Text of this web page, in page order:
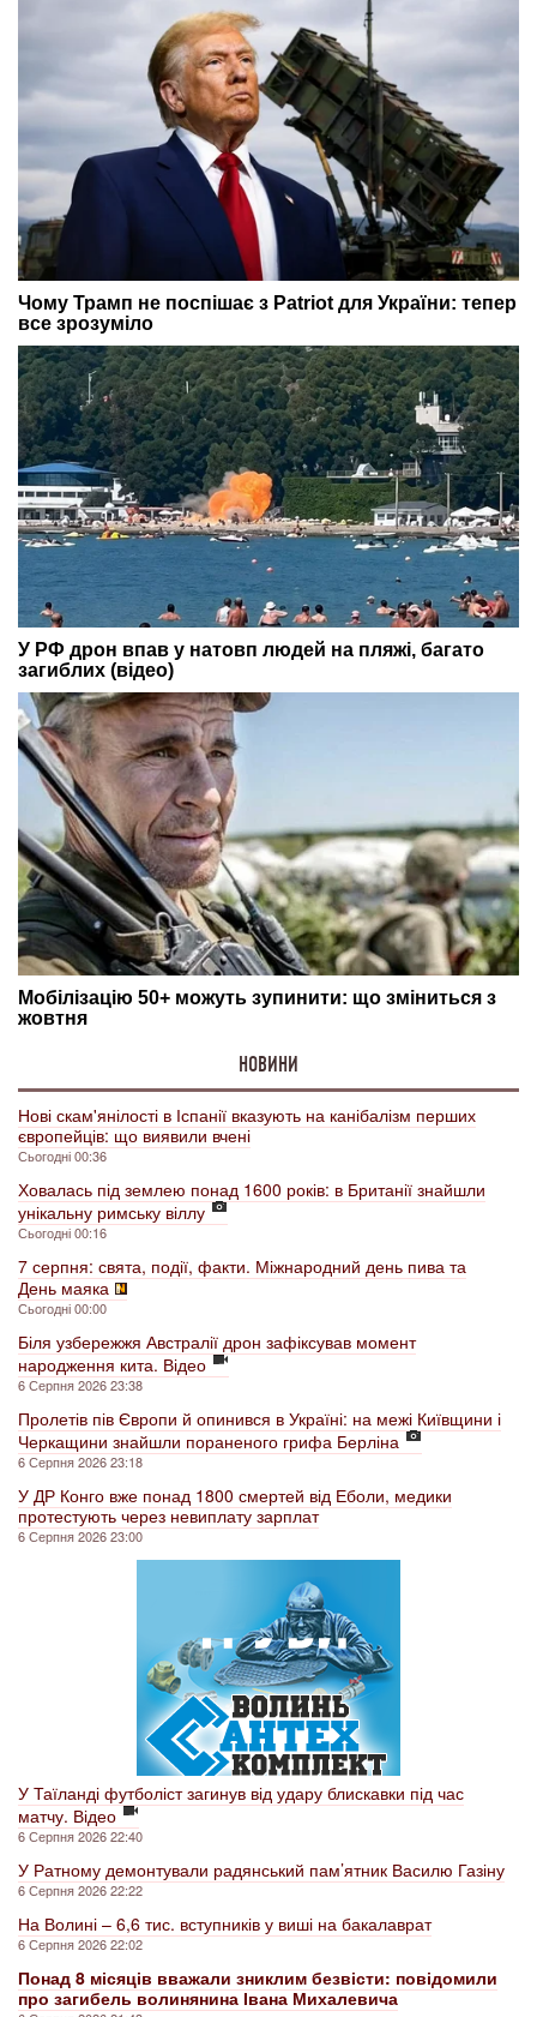
НОВИНИ
Нові скам'янілості в Іспанії вказують на канібалізм перших
європейців: що виявили вчені
Сьогодні 00:36
Ховалась під землею понад 1600 років: в Британії знайшли
унікальну римську віллу
Сьогодні 00:16
7 серпня: свята, події, факти. Міжнародний день пива та
День маяка
Сьогодні 00:00
Біля узбережжя Австралії дрон зафіксував момент
народження кита. Відео
6 Серпня 2026 23:38
Пролетів пів Європи й опинився в Україні: на межі Київщини і
Черкащини знайшли пораненого грифа Берліна
6 Серпня 2026 23:18
У ДР Конго вже понад 1800 смертей від Еболи, медики
протестують через невиплату зарплат
6 Серпня 2026 23:00
У Таїланді футболіст загинув від удару блискавки під час
матчу. Відео
6 Серпня 2026 22:40
У Ратному демонтували радянський пам’ятник Василю Газіну
6 Серпня 2026 22:22
На Волині – 6,6 тис. вступників у виші на бакалаврат
6 Серпня 2026 22:02
Понад 8 місяців вважали зниклим безвісти: повідомили
про загибель волинянина Івана Михалевича